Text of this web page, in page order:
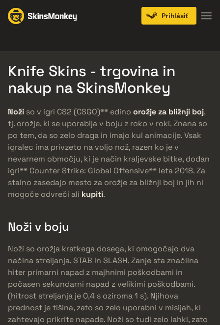
Prihlásiť
Knife Skins - trgovina in
nakup na SkinsMonkey
Noži so v igri CS2 (CSGO)** edino orožje za bližnji boj,
tj. orožje, ki se uporablja v boju z roko v roki. Znana so
po tem, da so zelo draga in imajo kul animacije. Vsak
igralec ima privzeto na voljo nož, razen ko je v
nevarnem območju, ki je način kraljevske bitke, dodan
igri** Counter Strike: Global Offensive** leta 2018. Za
stalno zasedajo mesto za orožje za bližnji boj in jih ni
mogoče odvreči ali kupiti.
Noži v boju
Noži so orožja kratkega dosega, ki omogočajo dva
načina streljanja, STAB in SLASH. Zanje sta značilna
hiter primarni napad z majhnimi poškodbami in
počasen sekundarni napad z velikimi poškodbami.
(hitrost streljanja je 0,4 s oziroma 1 s). Njihova
prednost je tišina, zato so zelo uporabni v misijah, ki
zahtevajo prikrite napade. Noži so tudi zelo lahki, zato